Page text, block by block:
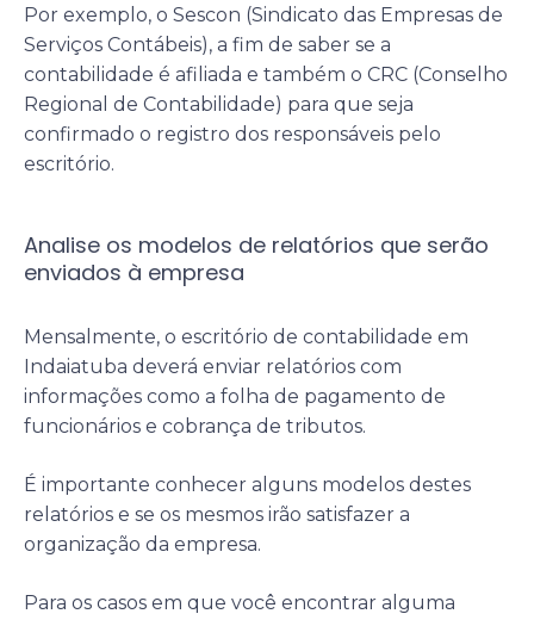
Por exemplo, o Sescon (Sindicato das Empresas de
Serviços Contábeis), a fim de saber se a
contabilidade é afiliada e também o CRC (Conselho
Regional de Contabilidade) para que seja
confirmado o registro dos responsáveis pelo
escritório.
Analise os modelos de relatórios que serão
enviados à empresa
Mensalmente, o escritório de contabilidade em
Indaiatuba deverá enviar relatórios com
informações como a folha de pagamento de
funcionários e cobrança de tributos.
É importante conhecer alguns modelos destes
relatórios e se os mesmos irão satisfazer a
organização da empresa.
Para os casos em que você encontrar alguma